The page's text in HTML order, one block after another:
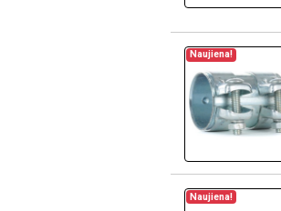
Naujiena!
Naujiena!